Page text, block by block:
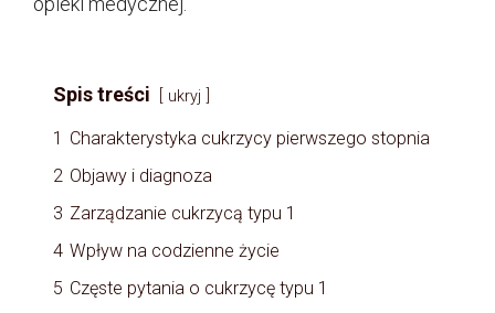
Spis treści ukryj
1 Charakterystyka cukrzycy pierwszego stopnia
2 Objawy i diagnoza
3 Zarządzanie cukrzycą typu 1
4 Wpływ na codzienne życie
5 Częste pytania o cukrzycę typu 1